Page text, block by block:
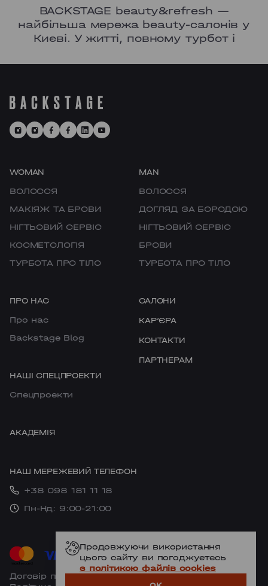
GRAND PRIX
LOBANOVSKOHO
KLOVSKYI
VELYKA VASYLKIVSKA
LYPKY
PECHERSK
OSOKORKY
BACKSTAGE beauty&refresh —
найбільша мережа beauty-салонів у
Києві. У житті, повному турбот і
де є можливість перезавантажитися
WOMAN
ВОЛОССЯ
МАКІЯЖ ТА БРОВИ
НІГТЬОВИЙ СЕРВІС
КОСМЕТОЛОГІЯ
ТУРБОТА ПРО ТІЛО
MAN
ВОЛОССЯ
ДОГЛЯД ЗА БОРОДОЮ
НІГТЬОВИЙ СЕРВІС
БРОВИ
ТУРБОТА ПРО ТІЛО
ПРО НАС
Про нас
Backstage Blog
НАШІ СПЕЦПРОЕКТИ
Cпецпроекти
САЛОНИ
КАРʼЄРА
КОНТАКТИ
ПАРТНЕРАМ
АКАДЕМІЯ
НАШ МЕРЕЖЕВИЙ ТЕЛЕФОН
+38 098 181 11 18
Пн-Нд: 9:00-21:00
Договір публічної оферти
Продовжуючи використання
цього сайту ви погоджуєтесь
з політикою файлів cookies